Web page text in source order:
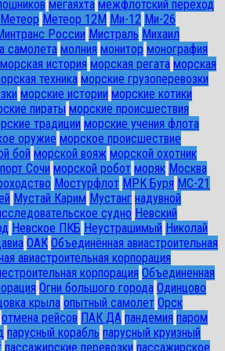
мегаяхта межфлотский переход
Метеор Метеор 12М Ми-12 Ми-26
России Мистраль Михаил
самолета молния монитор монография
морская история морская регата морская
техника морские грузоперевозки
морские истории морские котики
пираты морские происшествия
традиции морские учения флота
оружие морское происшествие
бой морской вояж морской охотник
Сочи морской робот моряк Москва
Мостурфлот МРК Буря МС-21
Мустай Карим Мустанг надувной
судно Невский
Невское ПКБ Неустрашимый Николай
ОАК Объединённая авиастроительная
авиастроительная корпорация
корпорация Объединенная
Огни большого города Одинцово
крыла опытный самолет Орск
отмена рейсов ПАК ДА пандемия паром
парусный корабль парусный круизный
пассажирские перевозки пассажирское